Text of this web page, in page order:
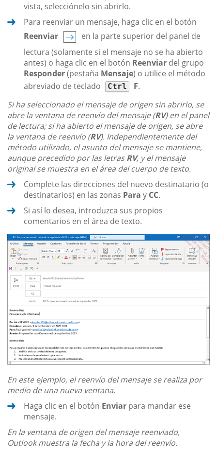
vista, selecciónelo sin abrirlo.
Para reenviar un mensaje, haga clic en el botón
Reenviar
en la parte superior del panel de
lectura (solamente si el mensaje no se ha abierto
antes) o haga clic en el botón Reenviar del grupo
Responder(pestaña Mensaje) o utilice el método
abreviado de teclado
Ctrl F.
Si ha seleccionado el mensaje de origen sin abrirlo, se
abre la ventana de reenvío del mensaje (RV) en el panel
de lectura; si ha abierto el mensaje de origen, se abre
la ventana de reenvío (RV). Independientemente del
método utilizado, el asunto del mensaje se mantiene,
aunque precedido por las letrasRV, y el mensaje
original se muestra en el área del cuerpo de texto.
Complete las direcciones del nuevo destinatario (o
destinatarios) en las zonas Para y CC.
Si así lo desea, introduzca sus propios
comentarios en el área de texto.
En este ejemplo, el reenvío del mensaje se realiza por
medio de una nueva ventana.
Haga clic en el botón Enviar para mandar ese
mensaje.
En la ventana de origen del mensaje reenviado,
Outlook muestra la fecha y la hora del reenvío.